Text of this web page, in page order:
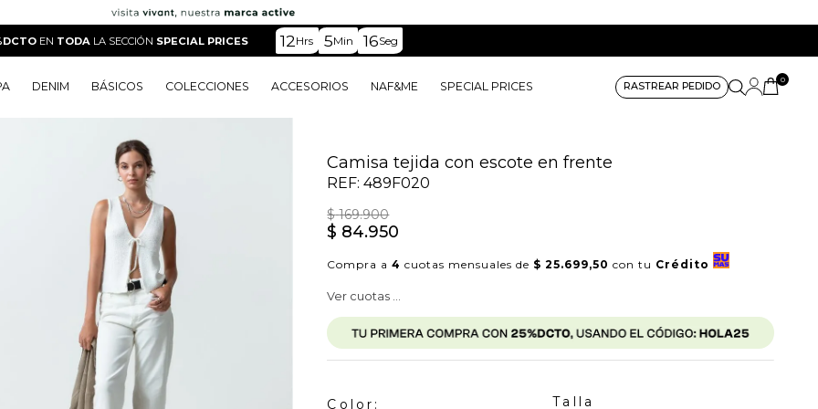
EN TODA LA SECCIÓN SPECIAL PRICES 12 Hrs 5Min 14Seg
DENIM BÁSICOS COLECCIONES ACCESORIOS NAF&ME SPECIAL PRICES RASTREAR PEDIDO
0
frente
Camisa tejida con escote en frente
REF:489F020
$ 169.900
$ 84.950
Compra a4 cuotas mensuales de $ 25.699,50 con tu Crédito
Ver cuotas ...
Talla